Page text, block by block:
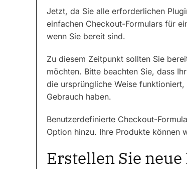
Jetzt, da Sie alle erforderlichen
einfachen Checkout-Formulars für
wenn Sie bereit sind.
Zu diesem Zeitpunkt sollten Sie
möchten. Bitte beachten Sie, dass
die ursprüngliche Weise
Gebrauch haben.
Benutzerdefinierte Checkout-
Option hinzu. Ihre Produkte können
Erstellen Sie